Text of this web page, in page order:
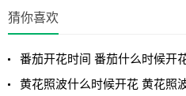
猜你喜欢
番茄开花时间 番茄什么时候开
黄花照波什么时候开花 黄花照